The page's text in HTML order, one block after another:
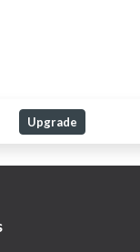
Upgrade